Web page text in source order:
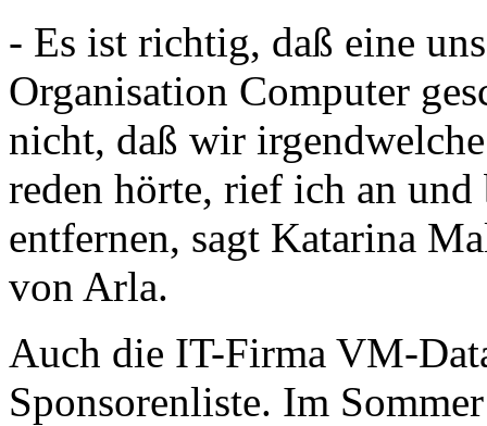
- Es ist richtig, daß eine
Organisation Computer
nicht, daß wir
reden hörte, rief ich an und
entfernen, sagt Katarina
von Arla.
Auch die IT-Firma VM-
Sponsorenliste. Im